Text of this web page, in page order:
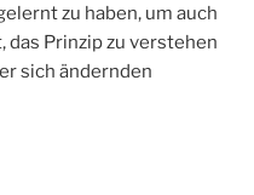
zu haben, um auch
das Prinzip zu verstehen
sich ändernden